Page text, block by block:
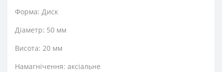
Форма: Диск
Діаметр: 50 мм
Висота: 20 мм
Намагнічення: аксіальне